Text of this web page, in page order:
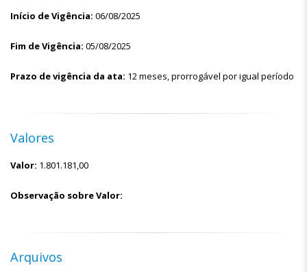
Início de Vigência: 06/08/2025
Fim de Vigência: 05/08/2025
Prazo de vigência da ata: 12 meses, prorrogável por igual período
Valores
Valor: 1.801.181,00
Observação sobre Valor:
Arquivos